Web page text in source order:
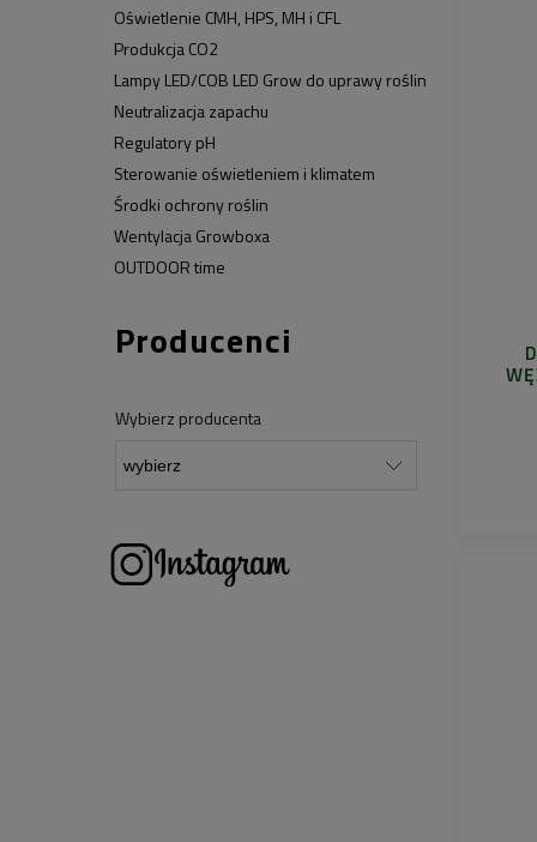
Oświetlenie CMH, HPS, MH i CFL
Produkcja CO2
Lampy LED/COB LED Grow do uprawy roślin
Neutralizacja zapachu
Regulatory pH
Sterowanie oświetleniem i klimatem
Środki ochrony roślin
Wentylacja Growboxa
OUTDOOR time
Producenci
Wybierz producenta